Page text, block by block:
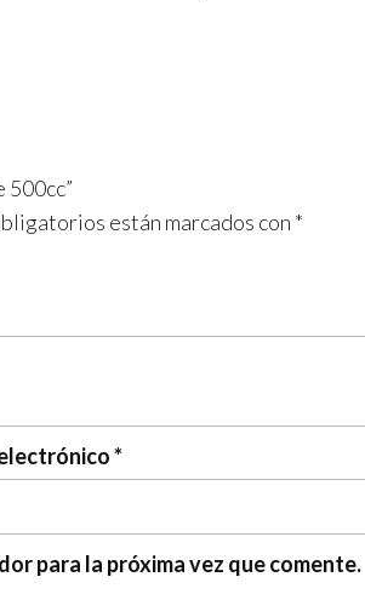
están marcados con *
*
para la próxima vez que comente.